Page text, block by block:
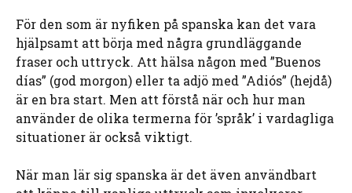
För den som är nyfiken på spanska kan det vara
hjälpsamt att börja med några grundläggande
fraser och uttryck. Att hälsa någon med ”Buenos
días” (god morgon) eller ta adjö med ”Adiós” (hejdå)
är en bra start. Men att förstå när och hur man
använder de olika termerna för ’språk’ i vardagliga
situationer är också viktigt.
När man lär sig spanska är det även användbart